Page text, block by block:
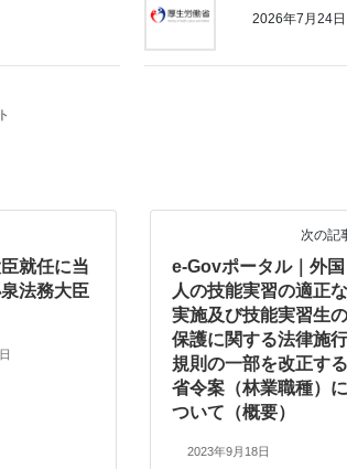
2026年7月24日
就任に当
法務大臣
次の記
e-Govポータル｜外国
人の技能実習の適正な
実施及び技能実習生の
保護に関する法律施
規則の一部を改正する
省令案（林業職種）に
ついて（概要）
2023年9月18日